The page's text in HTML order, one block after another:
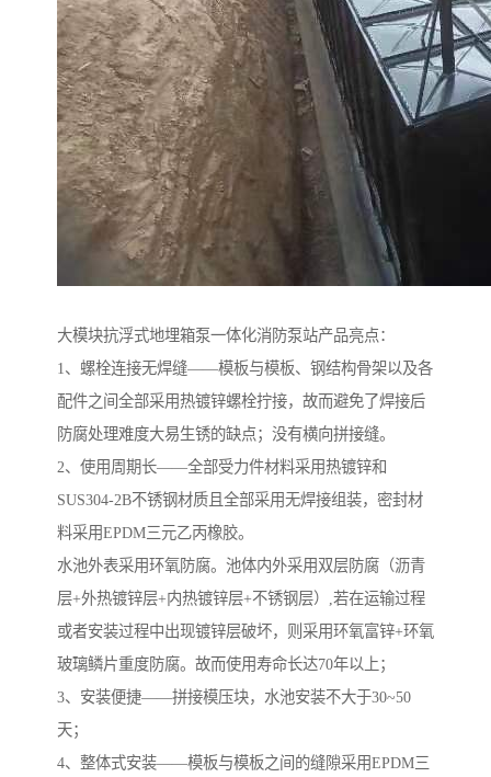
大模块抗浮式地埋箱泵一体化消防泵站产品亮点：
1、螺栓连接无焊缝——模板与模板、钢结构骨架以及各
配件之间全部采用热镀锌螺栓拧接，故而避免了焊接后
防腐处理难度大易生锈的缺点；没有横向拼接缝。
​2、使用周期长——全部受力件材料采用热镀锌和
SUS304-2B不锈钢材质且全部采用无焊接组装，密封材
料采用EPDM三元乙丙橡胶。
水池外表采用环氧防腐。池体内外采用双层防腐（沥青
层+外热镀锌层+内热镀锌层+不锈钢层）,若在运输过程
或者安装过程中出现镀锌层破坏，则采用环氧富锌+环氧
玻璃鳞片重度防腐。故而使用寿命长达70年以上；
3、安装便捷——拼接模压块，水池安装不大于30~50
天；
4、整体式安装——模板与模板之间的缝隙采用EPDM三